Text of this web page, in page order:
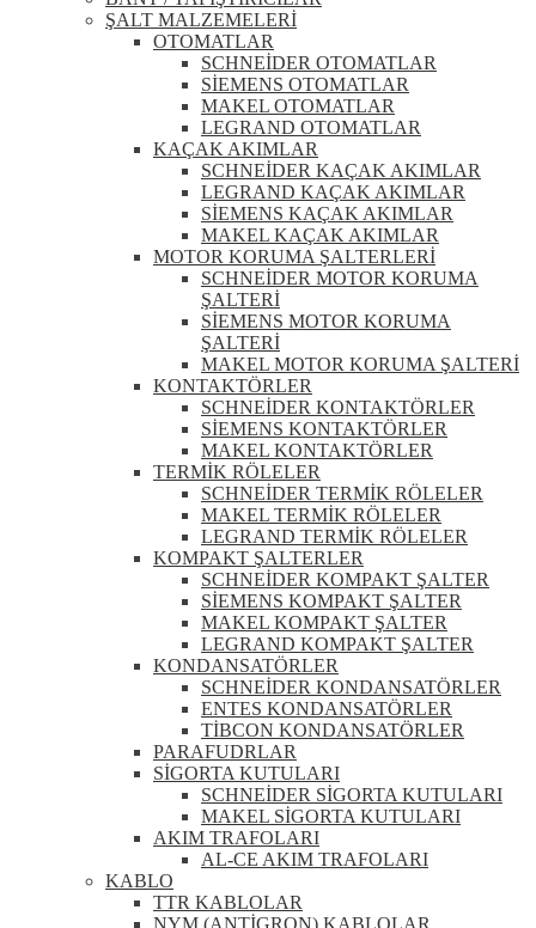
ŞALT MALZEMELERİ
OTOMATLAR
SCHNEİDER OTOMATLAR
SİEMENS OTOMATLAR
MAKEL OTOMATLAR
LEGRAND OTOMATLAR
KAÇAK AKIMLAR
SCHNEİDER KAÇAK AKIMLAR
LEGRAND KAÇAK AKIMLAR
SİEMENS KAÇAK AKIMLAR
MAKEL KAÇAK AKIMLAR
MOTOR KORUMA ŞALTERLERİ
SCHNEİDER MOTOR KORUMA
ŞALTERİ
SİEMENS MOTOR KORUMA
ŞALTERİ
MAKEL MOTOR KORUMA ŞALTERİ
KONTAKTÖRLER
SCHNEİDER KONTAKTÖRLER
SİEMENS KONTAKTÖRLER
MAKEL KONTAKTÖRLER
TERMİK RÖLELER
SCHNEİDER TERMİK RÖLELER
MAKEL TERMİK RÖLELER
LEGRAND TERMİK RÖLELER
KOMPAKT ŞALTERLER
SCHNEİDER KOMPAKT ŞALTER
SİEMENS KOMPAKT ŞALTER
MAKEL KOMPAKT ŞALTER
LEGRAND KOMPAKT ŞALTER
KONDANSATÖRLER
SCHNEİDER KONDANSATÖRLER
ENTES KONDANSATÖRLER
TİBCON KONDANSATÖRLER
PARAFUDRLAR
SİGORTA KUTULARI
SCHNEİDER SİGORTA KUTULARI
MAKEL SİGORTA KUTULARI
AKIM TRAFOLARI
AL-CE AKIM TRAFOLARI
KABLO
TTR KABLOLAR
NYM (ANTİGRON) KABLOLAR